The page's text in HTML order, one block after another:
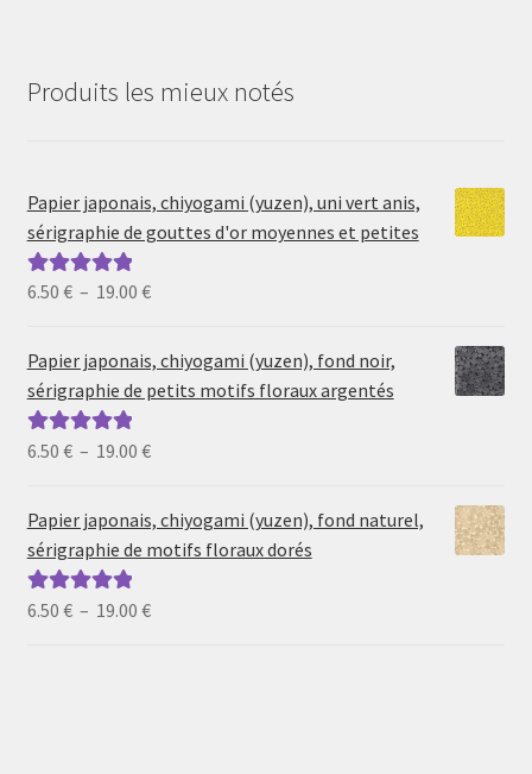
Produits les mieux notés
Papier japonais, chiyogami (yuzen), uni vert anis,
sérigraphie de gouttes d'or moyennes et petites
Note5.00sur
6.50 € – 19.00 €Plage
prix :
6.50 €
19.00 €
Papier japonais, chiyogami (yuzen), fond noir,
sérigraphie de petits motifs floraux argentés
Note5.00sur
6.50 € – 19.00 €Plage
prix :
6.50 €
19.00 €
Papier japonais, chiyogami (yuzen), fond naturel,
sérigraphie de motifs floraux dorés
Note5.00sur
6.50 € – 19.00 €Plage